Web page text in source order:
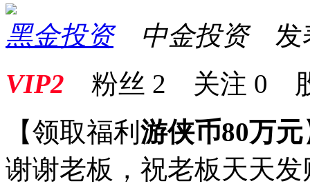
黑金投资
中金投资发
VIP2 粉丝 2 关注 0
【领取福利 游侠币80万元
谢谢老板，祝老板天天发